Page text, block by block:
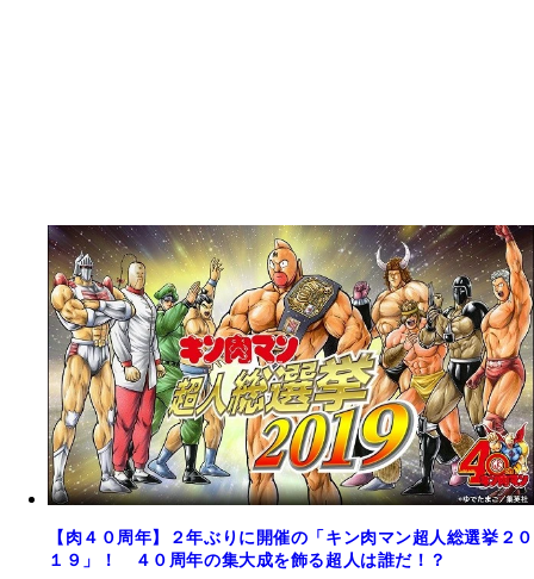
【肉４０周年】２年ぶりに開催の「キン肉マン超人総選挙２０
１９」！ ４０周年の集大成を飾る超人は誰だ！？